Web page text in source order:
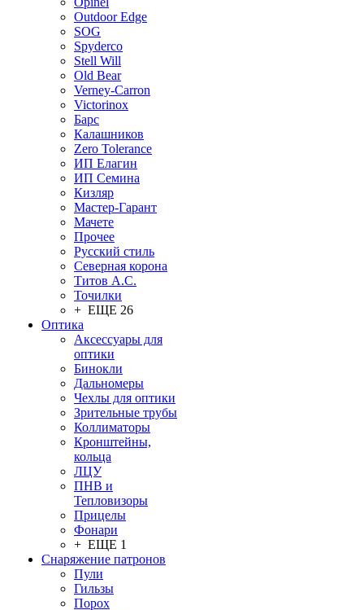
Outdoor Edge
SOG
Spyderco
Stell Will
Old Bear
Verney-Carron
Victorinox
Барс
Калашников
Zero Tolerance
ИП Елагин
ИП Семина
Кизляр
Мастер-Гарант
Мачете
Прочее
Русский стиль
Северная корона
Титов А.С.
Точилки
+ ЕЩЕ 26
Оптика
Аксессуары для
оптики
Бинокли
Дальномеры
Чехлы для оптики
Зрительные трубы
Коллиматоры
Кронштейны,
кольца
ЛЦУ
ПНВ и
Тепловизоры
Прицелы
Фонари
+ ЕЩЕ 1
Снаряжение патронов
Пули
Гильзы
Порох